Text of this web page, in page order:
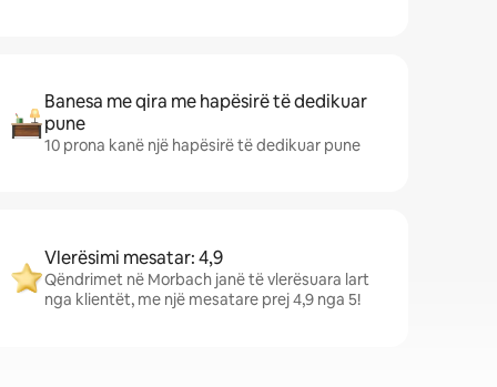
Banesa me qira me hapësirë të dedikuar
pune
10 prona kanë një hapësirë të dedikuar pune
Vlerësimi mesatar: 4,9
Qëndrimet në Morbach janë të vlerësuara lart
nga klientët, me një mesatare prej 4,9 nga 5!